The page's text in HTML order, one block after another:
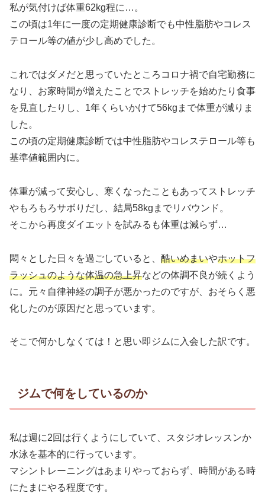
私が気付けば体重62kg程に…。
この頃は1年に一度の定期健康診断でも中性脂肪やコレス
テロール等の値が少し高めでした。
これではダメだと思っていたところコロナ禍で自宅勤務に
なり、お家時間が増えたことでストレッチを始めたり食事
を見直したりし、1年くらいかけて56kgまで体重が減りま
した。
この頃の定期健康診断では中性脂肪やコレステロール等も
基準値範囲内に。
体重が減って安心し、寒くなったこともあってストレッチ
やもろもろサボりだし、結局58kgまでリバウンド。
そこから再度ダイエットを試みるも体重は減らず…
悶々とした日々を過ごしていると、 酷いめまいやホットフ
ラッシュのような体温の急上昇などの体調不良が続くよう
に。元々自律神経の調子が悪かったのですが、おそらく悪
化したのが原因だと思っています。
そこで何かしなくては！と思い即ジムに入会した訳です。
ジムで何をしているのか
私は週に2回は行くようにしていて、スタジオレッスンか
水泳を基本的に行っています。
マシントレーニングはあまりやっておらず、時間がある時
にたまにやる程度です。